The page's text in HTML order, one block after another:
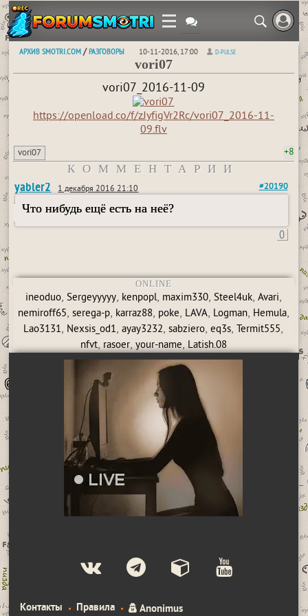
АРХИВ SMOTRI.COM /РАЗГОВОРЫ 10-11-2016, 17:00 D-PULSE
vori07
vori07_2016-11-09
https://openload.co/f/zJyfigVr2Rc/vori07_2016-11-
09.flv
vori07 +8
КОММЕНТАРИИ
yabler2 1 декабря 2016 21:10 #20190
Что нибудь ещё есть на неё?
0
ONLINE
ineoduo, Sergeyyyyy, kenpopl, maxim330, Steel4uk, Avari,
nemiroff65, serega-p, karraz88, poke, LAVA, Logman, Hemula,
Lao3131, Nexsis_od1,ayay3232,sabziero,eq3s,Termit555,
nfvt, rasoer, your-name, Latish.08
Контакты Правила Anonimus